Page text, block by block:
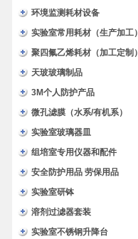
环境监测耗材设备
实验室常用耗材（生产加工）
聚四氟乙烯耗材（加工定制）
天玻玻璃制品
3M个人防护产品
微孔滤膜（水系/有机系）
实验室玻璃器皿
组培室专用仪器和配件
安全防护用品 劳保用品
实验室研钵
溶剂过滤器套装
实验室不锈钢升降台